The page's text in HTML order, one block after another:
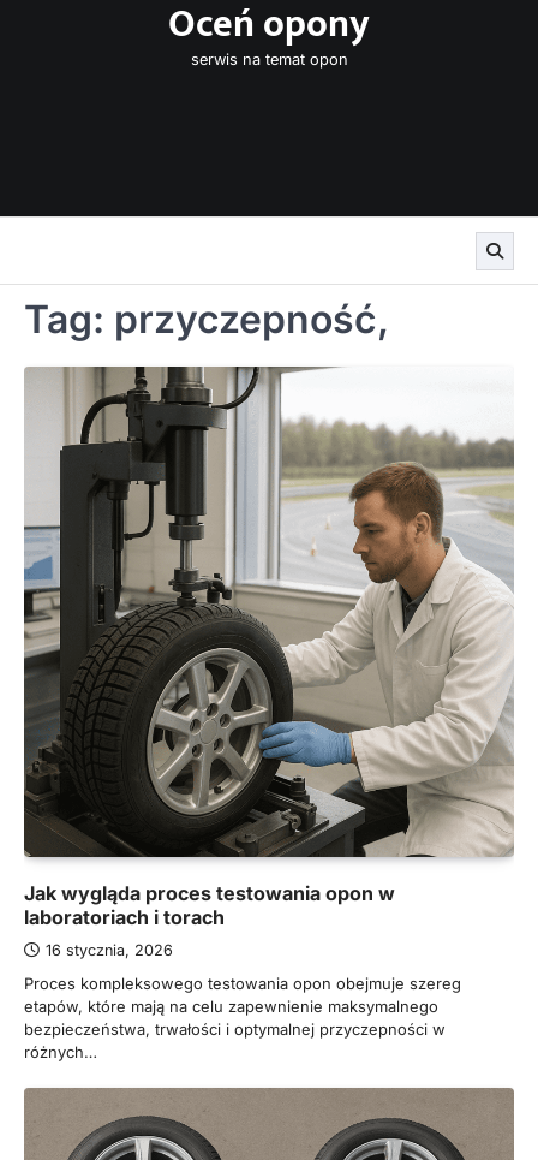
Oceń opony
serwis na temat opon
Tag: przyczepność,
Jak wygląda proces testowania opon w
laboratoriach i torach
16 stycznia, 2026
Proces kompleksowego testowania opon obejmuje szereg
etapów, które mają na celu zapewnienie maksymalnego
bezpieczeństwa, trwałości i optymalnej przyczepności w
różnych…